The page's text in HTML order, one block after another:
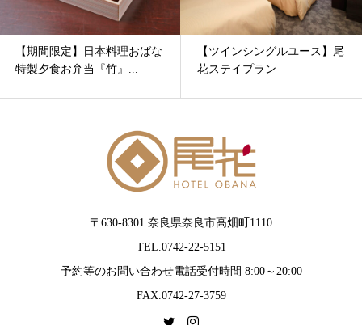
【期間限定】日本料理おばな
特製夕食お弁当『竹』...
【ツインシングルユース】尾
花ステイプラン
〒630-8301 奈良県奈良市高畑町1110
TEL.0742-22-5151
予約等のお問い合わせ電話受付時間 8:00～20:00
FAX.0742-27-3759